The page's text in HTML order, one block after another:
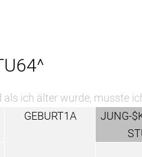
als ich älter wurde, musste
GEBURT1A
JUNG-